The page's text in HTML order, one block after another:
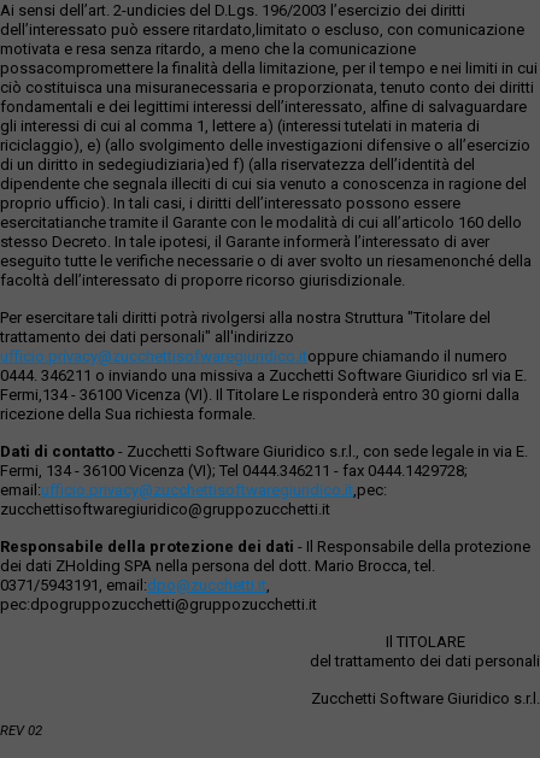
Ai sensi dell’art. 2-undicies del D.Lgs. 196/2003 l’esercizio dei diritti
dell’interessato può essere ritardato,limitato o escluso, con comunicazione
motivata e resa senza ritardo, a meno che la comunicazione
possacompromettere la finalità della limitazione, per il tempo e nei limiti in cui
ciò costituisca una misuranecessaria e proporzionata, tenuto conto dei diritti
fondamentali e dei legittimi interessi dell’interessato, alfine di salvaguardare
gli interessi di cui al comma 1, lettere a) (interessi tutelati in materia di
riciclaggio), e) (allo svolgimento delle investigazioni difensive o all’esercizio
di un diritto in sedegiudiziaria)ed f) (alla riservatezza dell’identità del
dipendente che segnala illeciti di cui sia venuto a conoscenza in ragione del
proprio ufficio). In tali casi, i diritti dell’interessato possono essere
esercitatianche tramite il Garante con le modalità di cui all’articolo 160 dello
stesso Decreto. In tale ipotesi, il Garante informerà l’interessato di aver
eseguito tutte le verifiche necessarie o di aver svolto un riesamenonché della
facoltà dell’interessato di proporre ricorso giurisdizionale.
Per esercitare tali diritti potrà rivolgersi alla nostra Struttura "Titolare del
trattamento dei dati personali" all'indirizzo
ufficio.privacy@zucchettisofwaregiuridico.itoppure chiamando il numero
0444. 346211 o inviando una missiva a Zucchetti Software Giuridico srl via E.
Fermi,134 - 36100 Vicenza (VI). Il Titolare Le risponderà entro 30 giorni dalla
ricezione della Sua richiesta formale.
Dati di contatto - Zucchetti Software Giuridico s.r.l., con sede legale in via E.
Fermi, 134 - 36100 Vicenza (VI); Tel 0444.346211 - fax 0444.1429728;
email:ufficio.privacy@zucchettisoftwaregiuridico.it,pec:
zucchettisoftwaregiuridico@gruppozucchetti.it
Responsabile della protezione dei dati - Il Responsabile della protezione
dei dati ZHolding SPA nella persona del dott. Mario Brocca, tel.
0371/5943191, email:dpo@zucchetti.it,
pec:dpogruppozucchetti@gruppozucchetti.it
Il TITOLARE
del trattamento dei dati personali
Zucchetti Software Giuridico s.r.l.
REV 02